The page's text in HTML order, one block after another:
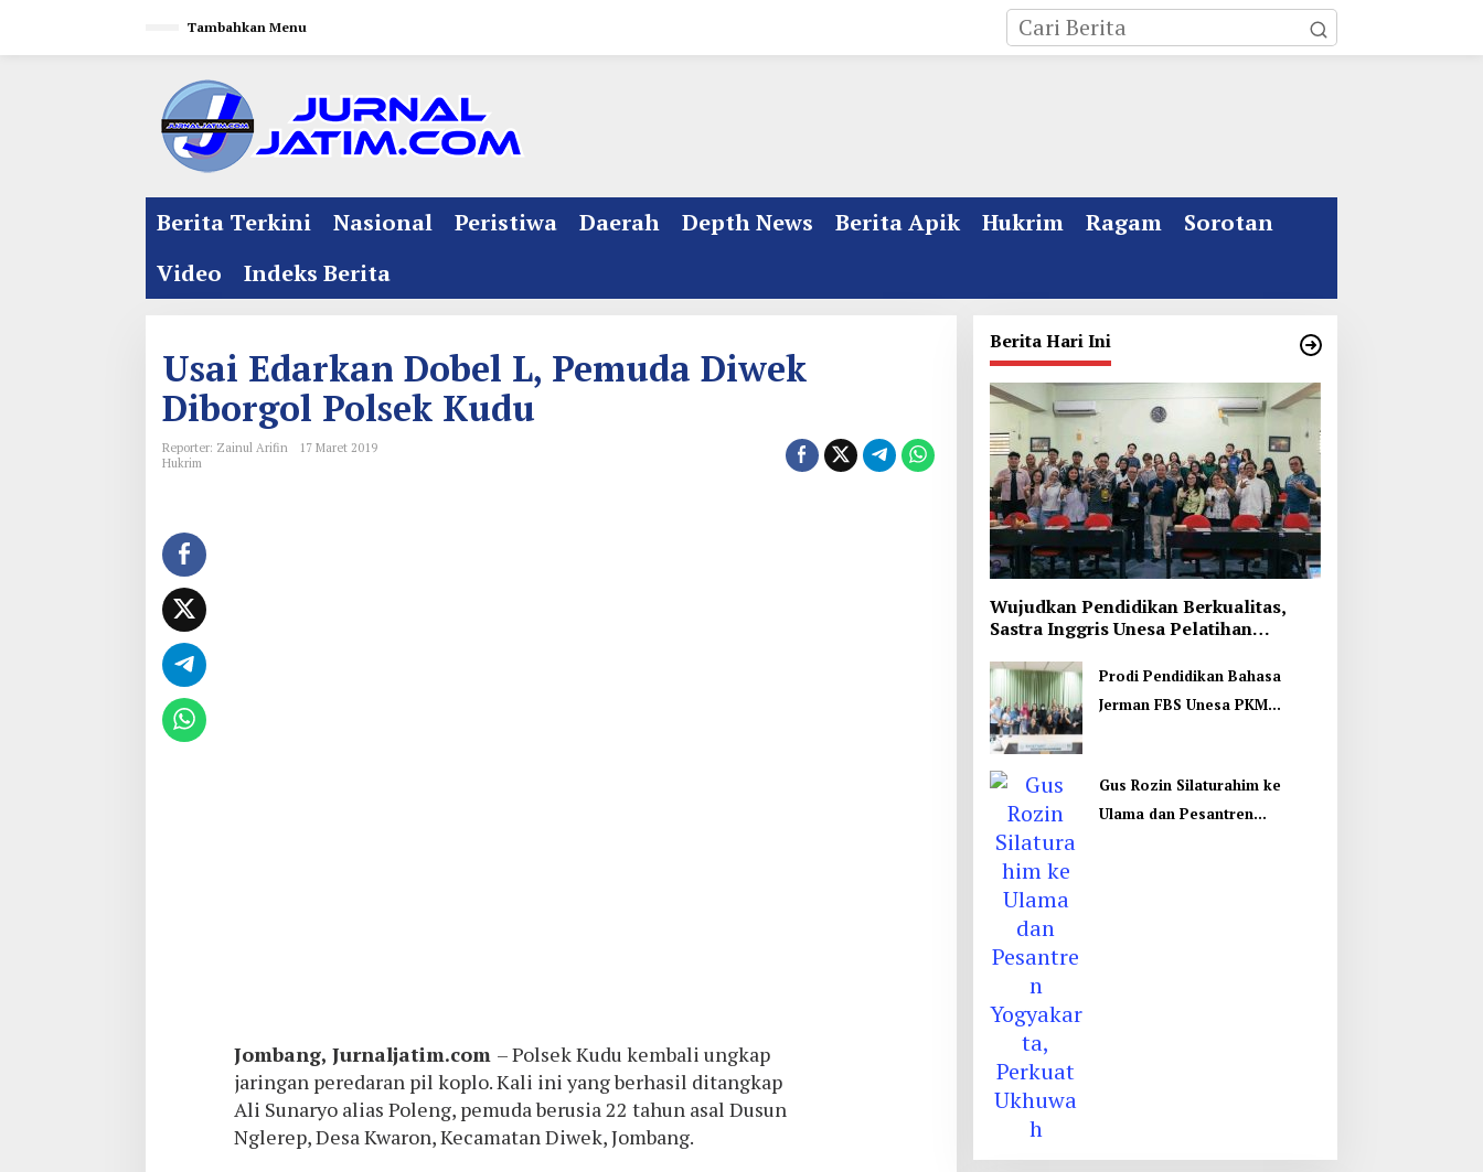
Tambahkan Menu
Berita Terkini Nasional Peristiwa Daerah Depth News Berita Apik Hukrim Ragam
Sorotan
Video
Indeks Berita
Usai Edarkan Dobel L, Pemuda Diwek
Diborgol Polsek Kudu
Reporter: Zainul Arifin
17 Maret 2019
Hukrim
Jombang, Jurnaljatim.com – Polsek Kudu kembali ungkap
jaringan peredaran pil koplo. Kali ini yang berhasil ditangkap
Ali Sunaryo alias Poleng, pemuda berusia 22 tahun asal Dusun
Nglerep, Desa Kwaron, Kecamatan Diwek, Jombang.
Berita Hari Ini
Wujudkan Pendidikan Berkualitas,
Sastra Inggris Unesa Pelatihan
Prodi Pendidikan Bahasa
Jerman FBS Unesa PKM
Gus Rozin Silaturahim ke
Ulama dan Pesantren